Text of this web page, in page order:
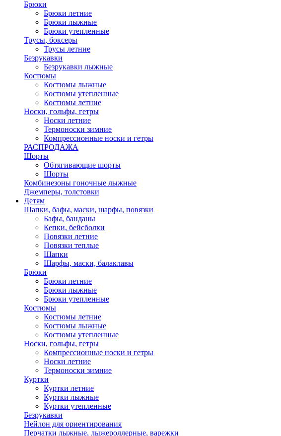
Брюки
Брюки летние
Брюки лыжные
Брюки утепленные
Трусы, боксеры
Трусы летние
Безрукавки
Безрукавки лыжные
Костюмы
Костюмы лыжные
Костюмы утепленные
Костюмы летние
Носки, гольфы, гетры
Носки летние
Термоноски зимние
Компрессионные носки и гетры
РАСПРОДАЖА
Шорты
Обтягивающие шорты
Шорты
Комбинезоны гоночные лыжные
Джемперы, толстовки
Детям
Шапки, бафы, маски, шарфы, повязки
Бафы, банданы
Кепки, бейсболки
Повязки летние
Повязки теплые
Шапки
Шарфы, маски, балаклавы
Брюки
Брюки летние
Брюки лыжные
Брюки утепленные
Костюмы
Костюмы летние
Костюмы лыжные
Костюмы утепленные
Носки, гольфы, гетры
Компрессионные носки и гетры
Носки летние
Термоноски зимние
Куртки
Куртки летние
Куртки лыжные
Куртки утепленные
Безрукавки
Нейлон для ориентирования
Перчатки лыжные, лыжероллерные, варежки